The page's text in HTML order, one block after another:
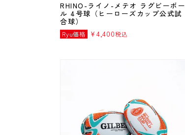
RHINO-ライノ-メテオ ラグビーボー
ル 4号球（ヒーローズカップ公式試
合球）
Ryu価格 ¥ 4,400税込